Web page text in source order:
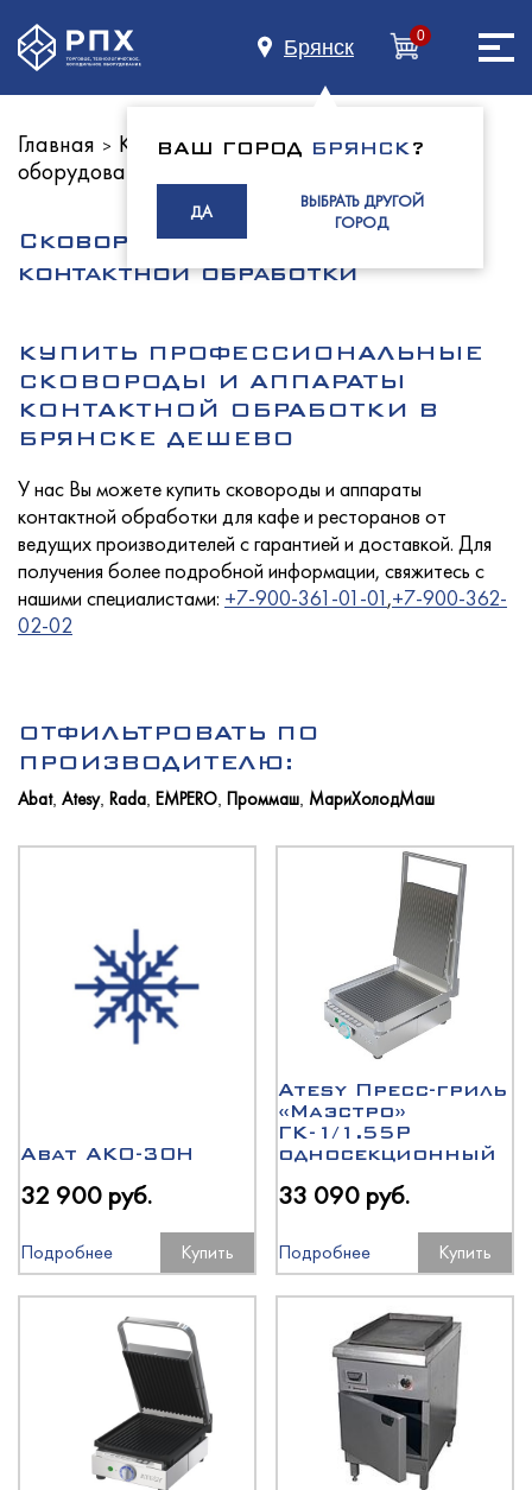
Брянск
ВАШ ГОРОД БРЯНСК?
ДА
ВЫБРАТЬ ДРУГОЙ
ГОРОД
0
О нас
Каталог
Индустриям
Новости
Главная > Каталог оборудования>Тепловое
оборудование
Сковороды и аппараты
контактной обработки
КУПИТЬ ПРОФЕССИОНАЛЬНЫЕ
СКОВОРОДЫ И АППАРАТЫ
КОНТАКТНОЙ ОБРАБОТКИ В
БРЯНСКЕ ДЕШЕВО
У нас Вы можете купить сковороды и аппараты
контактной обработки для кафе и ресторанов от
ведущих производителей с гарантией и доставкой. Для
получения более подробной информации, свяжитесь с
нашими специалистами: +7-900-361-01-01,+7-900-362-
02-02
ОТФИЛЬТРОВАТЬ ПО
ПРОИЗВОДИТЕЛЮ:
Abat, Atesy, Rada EMPERO Проммаш МариХолодМаш
Abat АКО-30Н
32 900 руб.
Подробнее Купить
Atesy Пресс-гриль
«Маэстро»
ГК-1/1.55Р
односекционный
33 090 руб.
Подробнее Купить